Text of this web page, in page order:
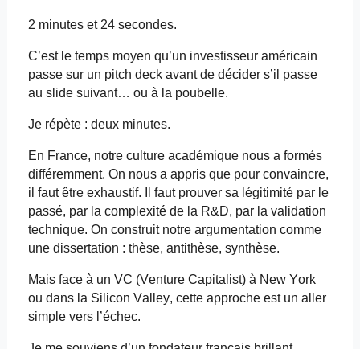
2 minutes et 24 secondes.
C’est le temps moyen qu’un investisseur américain
passe sur un pitch deck avant de décider s’il passe
au slide suivant… ou à la poubelle.
Je répète : deux minutes.
En France, notre culture académique nous a formés
différemment. On nous a appris que pour convaincre,
il faut être exhaustif. Il faut prouver sa légitimité par le
passé, par la complexité de la R&D, par la validation
technique. On construit notre argumentation comme
une dissertation : thèse, antithèse, synthèse.
Mais face à un VC (Venture Capitalist) à New York
ou dans la Silicon Valley, cette approche est un aller
simple vers l’échec.